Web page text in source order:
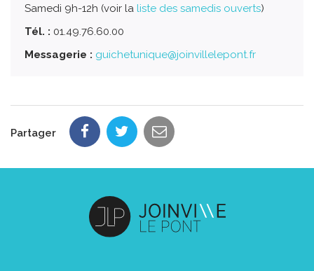
Samedi 9h-12h (voir la liste des samedis ouverts)
Tél. : 01.49.76.60.00
Messagerie : guichetunique@joinvillelepont.fr
Partager